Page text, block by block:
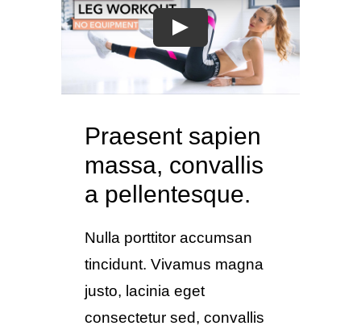
Praesent sapien
massa, convallis
a pellentesque.
Nulla porttitor accumsan
tincidunt. Vivamus magna
justo, lacinia eget
consectetur sed, convallis